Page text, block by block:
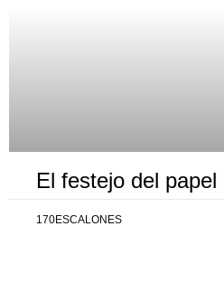
El festejo del papel
170ESCALONES